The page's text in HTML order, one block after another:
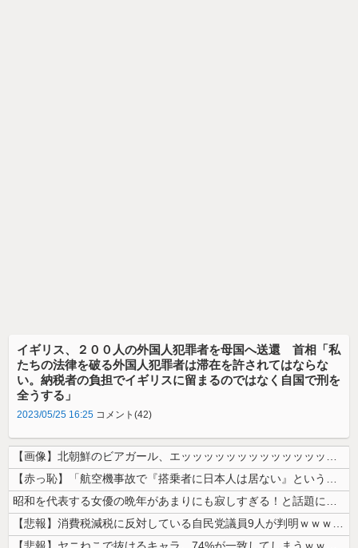
イギリス、２００人の外国人犯罪者を母国へ送還 首相「私
たちの法律を破る外国人犯罪者は滞在を許されてはならな
い。納税者の負担でイギリスに留まるのではなく自国で刑を
全うする」
2023/05/25 16:25 コメント(42)
【画像】北朝鮮のビアガール、エッッッッッッッッッッッッッッッッッ！
【赤っ恥】「航空機事故で『搭乗者に日本人は居ない』という発表は嫌い。人...
昭和を代表する女優の晩年があまりにも寂しすぎる！と話題に、自身の子供を...
【悲報】消費税減税に反対している自民党議員9人が判明ｗｗｗｗｗｗ